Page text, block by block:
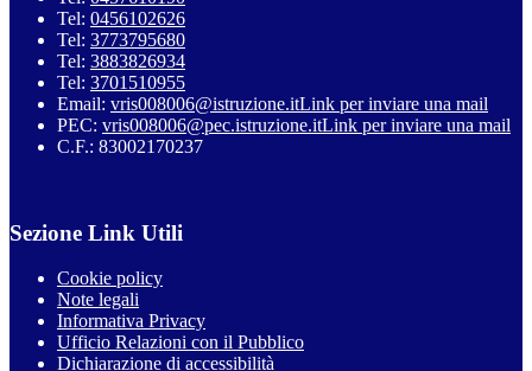
Tel: 0456102626
Tel: 3773795680
Tel: 3883826934
Tel: 3701510955
Email: vris008006@istruzione.itLink per inviare una mail
PEC: vris008006@pec.istruzione.itLink per inviare una mail
C.F.: 83002170237
Sezione Link Utili
Cookie policy
Note legali
Informativa Privacy
Ufficio Relazioni con il Pubblico
Dichiarazione di accessibilità